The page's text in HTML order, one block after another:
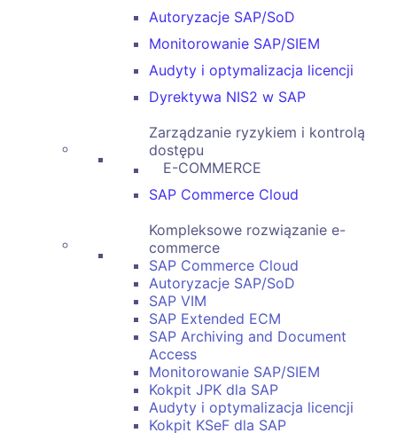
Autoryzacje SAP/SoD
Monitorowanie SAP/SIEM
Audyty i optymalizacja licencji
Dyrektywa NIS2 w SAP
Zarządzanie ryzykiem i kontrolą
dostępu
E-COMMERCE
SAP Commerce Cloud
Kompleksowe rozwiązanie e-
commerce
SAP Commerce Cloud
Autoryzacje SAP/SoD
SAP VIM
SAP Extended ECM
SAP Archiving and Document
Access
Monitorowanie SAP/SIEM
Kokpit JPK dla SAP
Audyty i optymalizacja licencji
Kokpit KSeF dla SAP